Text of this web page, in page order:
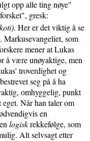
opp alle ting nøye"
gresk:
. Her er det viktig å se
Markusevangeliet, som
mener at Lukas
å være unøyaktige, men
troverdighet og
seg på å ha
omhyggelig, punkt
Når han taler om
en
logiskrekkefølge, som
Alt selvsagt etter